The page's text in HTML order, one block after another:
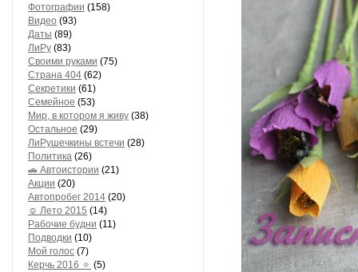
Фотографии (158)
Видео (93)
Даты (89)
ЛиРу (83)
Своими руками (75)
Страна 404 (62)
Секретики (61)
Семейное (53)
Мир, в котором я живу (38)
Остальное (29)
ЛиРушечкины встечи (28)
Политика (26)
🚗 Автоистории (21)
Акции (20)
Автопробег 2014 (20)
☺ Лето 2015 (14)
Рабочие будни (11)
Подводки (10)
Мой голос (7)
Керчь 2016 🔅 (5)